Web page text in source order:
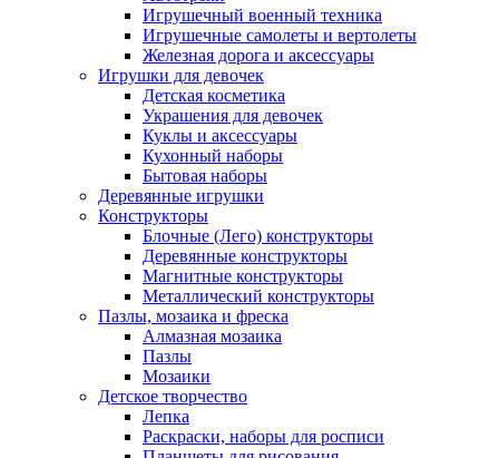
Игрушечный военный техника
Игрушечные самолеты и вертолеты
Железная дорога и аксессуары
Игрушки для девочек
Детская косметика
Украшения для девочек
Куклы и аксессуары
Кухонный наборы
Бытовая наборы
Деревянные игрушки
Конструкторы
Блочные (Лего) конструкторы
Деревянные конструкторы
Магнитные конструкторы
Металлический конструкторы
Пазлы, мозаика и фреска
Алмазная мозаика
Пазлы
Мозаики
Детское творчество
Лепка
Раскраски, наборы для росписи